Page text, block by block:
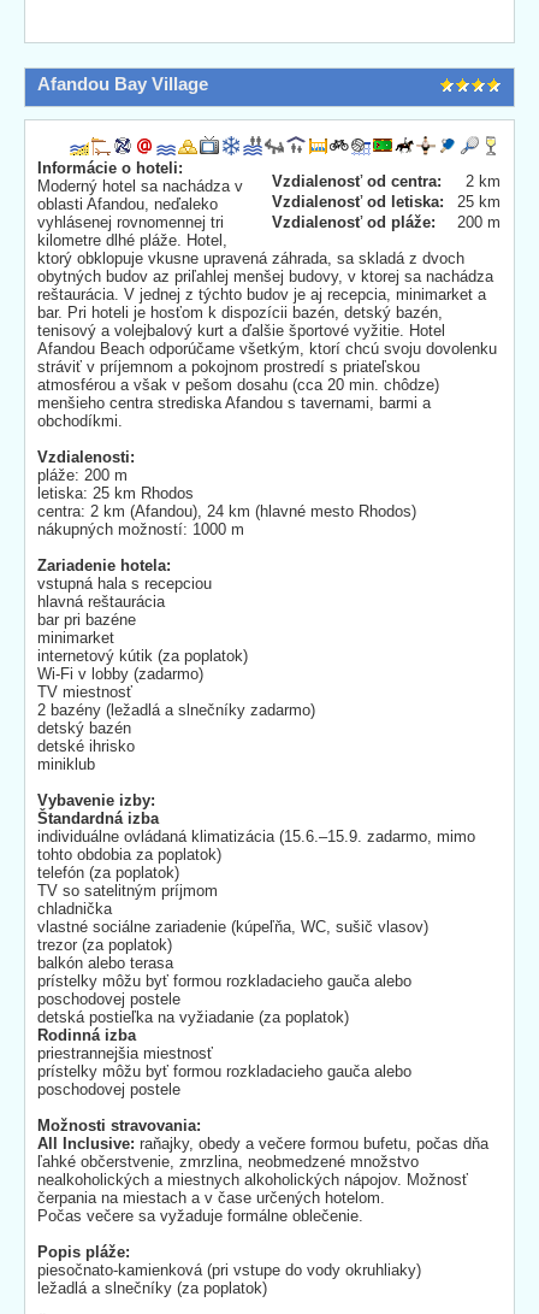
Afandou Bay Village
Vzdialenosť od centra:
2 km
Vzdialenosť od letiska:
25 km
Vzdialenosť od pláže:
200 m
Informácie o hoteli:
Moderný hotel sa nachádza v
oblasti Afandou, neďaleko
vyhlásenej rovnomennej tri
kilometre dlhé pláže. Hotel,
ktorý obklopuje vkusne upravená záhrada, sa skladá z dvoch
obytných budov az priľahlej menšej budovy, v ktorej sa nachádza
reštaurácia. V jednej z týchto budov je aj recepcia, minimarket a
bar. Pri hoteli je hosťom k dispozícii bazén, detský bazén,
tenisový a volejbalový kurt a ďalšie športové vyžitie. Hotel
Afandou Beach odporúčame všetkým, ktorí chcú svoju dovolenku
stráviť v príjemnom a pokojnom prostredí s priateľskou
atmosférou a však v pešom dosahu (cca 20 min. chôdze)
menšieho centra strediska Afandou s tavernami, barmi a
obchodíkmi.
Vzdialenosti:
pláže: 200 m
letiska: 25 km Rhodos
centra: 2 km (Afandou), 24 km (hlavné mesto Rhodos)
nákupných možností: 1000 m
Zariadenie hotela:
vstupná hala s recepciou
hlavná reštaurácia
bar pri bazéne
minimarket
internetový kútik (za poplatok)
Wi-Fi v lobby (zadarmo)
TV miestnosť
2 bazény (ležadlá a slnečníky zadarmo)
detský bazén
detské ihrisko
miniklub
Vybavenie izby:
Štandardná izba
individuálne ovládaná klimatizácia (15.6.–15.9. zadarmo, mimo
tohto obdobia za poplatok)
telefón (za poplatok)
TV so satelitným príjmom
chladnička
vlastné sociálne zariadenie (kúpeľňa, WC, sušič vlasov)
trezor (za poplatok)
balkón alebo terasa
prístelky môžu byť formou rozkladacieho gauča alebo
poschodovej postele
detská postieľka na vyžiadanie (za poplatok)
Rodinná izba
priestrannejšia miestnosť
prístelky môžu byť formou rozkladacieho gauča alebo
poschodovej postele
Možnosti stravovania:
All Inclusive: raňajky, obedy a večere formou bufetu, počas dňa
ľahké občerstvenie, zmrzlina, neobmedzené množstvo
nealkoholických a miestnych alkoholických nápojov. Možnosť
čerpania na miestach a v čase určených hotelom.
Počas večere sa vyžaduje formálne oblečenie.
Popis pláže:
piesočnato-kamienková (pri vstupe do vody okruhliaky)
ležadlá a slnečníky (za poplatok)